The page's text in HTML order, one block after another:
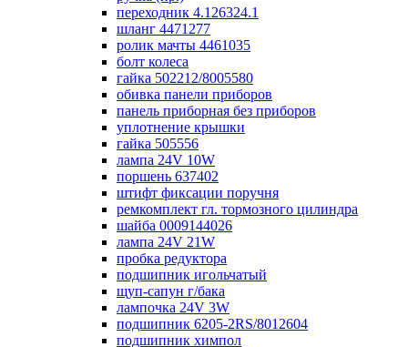
переходник 4.126324.1
шланг 4471277
ролик мачты 4461035
болт колеса
гайка 502212/8005580
обивка панели приборов
панель приборная без приборов
уплотнение крышки
гайка 505556
лампа 24V 10W
поршень 637402
штифт фиксации поручня
ремкомплект гл. тормозного цилиндра
шайба 0009144026
лампа 24V 21W
пробка редуктора
подшипник игольчатый
щуп-сапун г/бака
лампочка 24V 3W
подшипник 6205-2RS/8012604
подшипник химпол